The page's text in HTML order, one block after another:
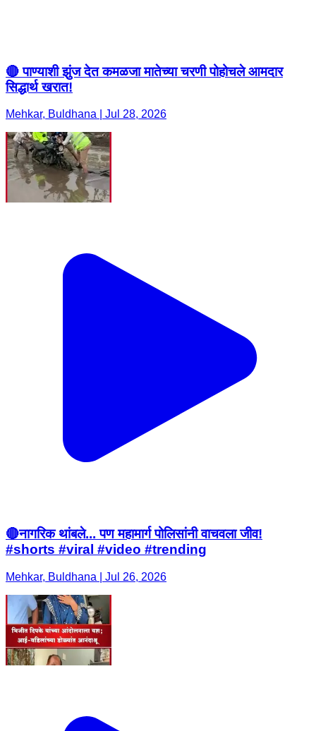
🔴 पाण्याशी झुंज देत कमळजा मातेच्या चरणी पोहोचले आमदार
सिद्धार्थ खरात!
Mehkar, Buldhana | Jul 28, 2026
🔴नागरिक थांबले... पण महामार्ग पोलिसांनी वाचवला जीव!
#shorts #viral #video #trending
Mehkar, Buldhana | Jul 26, 2026